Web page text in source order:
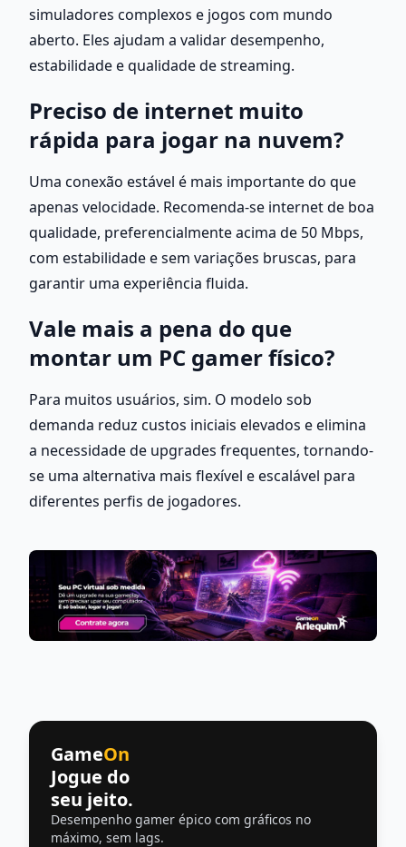
simuladores complexos e jogos com mundo
aberto. Eles ajudam a validar desempenho,
estabilidade e qualidade de streaming.
Preciso de internet muito
rápida para jogar na nuvem?
Uma conexão estável é mais importante do que
apenas velocidade. Recomenda-se internet de boa
qualidade, preferencialmente acima de 50 Mbps,
com estabilidade e sem variações bruscas, para
garantir uma experiência fluida.
Vale mais a pena do que
montar um PC gamer físico?
Para muitos usuários, sim. O modelo sob
demanda reduz custos iniciais elevados e elimina
a necessidade de upgrades frequentes, tornando-
se uma alternativa mais flexível e escalável para
diferentes perfis de jogadores.
GameOn
Jogue do
seu jeito.
Desempenho gamer épico com gráficos no
máximo, sem lags.